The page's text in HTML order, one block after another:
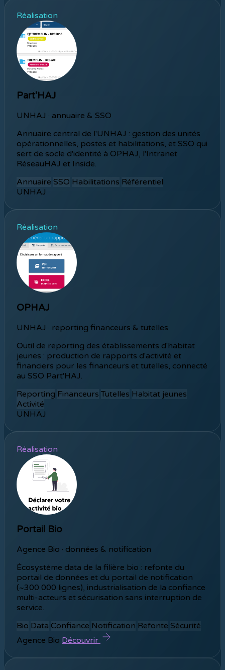
Réalisation
Part'HAJ
UNHAJ · annuaire & SSO
Annuaire central de l'UNHAJ : gestion des unités
opérationnelles, postes et habilitations, et SSO qui
sert de socle d'identité à OPHAJ, l'Intranet
RéseauHAJ et Inside.
Annuaire SSO Habilitations Référentiel
UNHAJ
Réalisation
OPHAJ
UNHAJ · reporting financeurs & tutelles
Outil de reporting des établissements d'habitat
jeunes : production de rapports d'activité et
financiers pour les financeurs et tutelles, connecté
au SSO Part'HAJ.
Reporting Financeurs Tutelles Habitat jeunes
Activité
UNHAJ
Réalisation
Portail Bio
Agence Bio · données & notification
Écosystème data de la filière bio : refonte du
portail de données et du portail de notification
(~300 000 lignes), industrialisation de la confiance
multi-acteurs et sécurisation sans interruption de
service.
Bio Data Confiance Notification Refonte Sécurité
Agence Bio Découvrir